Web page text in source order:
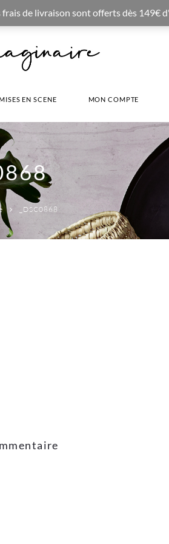
D'INTERIEUR
MISES EN SCENE MON COMPTE
_DSC0868
frais de livraison sont offerts dès